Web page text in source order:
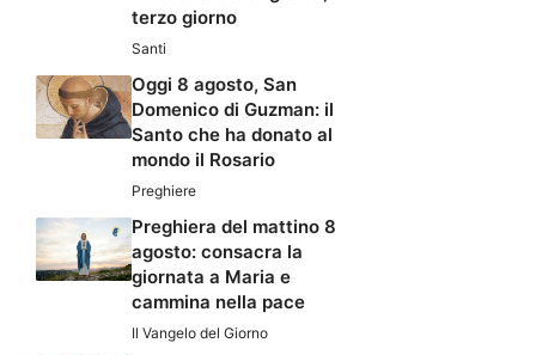
terzo giorno
Santi
Oggi 8 agosto, San
Domenico di Guzman: il
Santo che ha donato al
mondo il Rosario
Preghiere
Preghiera del mattino 8
agosto: consacra la
giornata a Maria e
cammina nella pace
Il Vangelo del Giorno